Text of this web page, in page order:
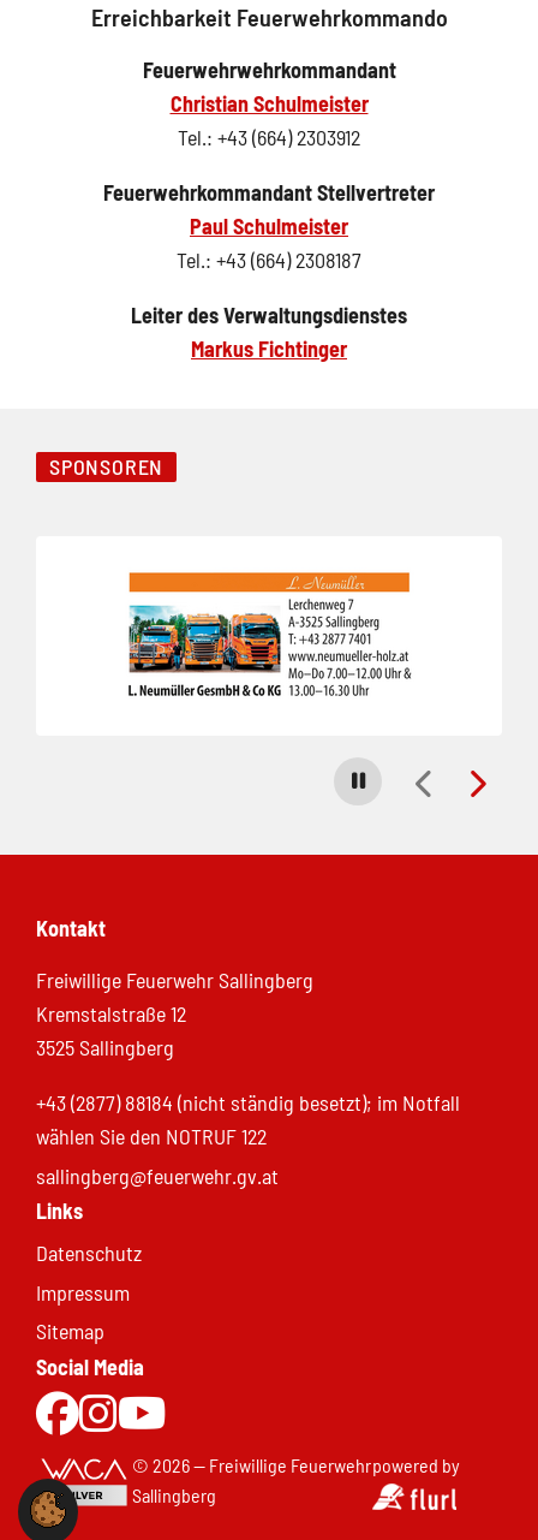
Erreichbarkeit Feuerwehrkommando
Feuerwehrwehrkommandant
Christian Schulmeister
Tel.: +43 (664) 2303912
Feuerwehrkommandant Stellvertreter
Paul Schulmeister
Tel.: +43 (664) 2308187
Leiter des Verwaltungsdienstes
Markus Fichtinger
SPONSOREN
Carousel stoppen
Kontakt
Freiwillige Feuerwehr Sallingberg
Kremstalstraße 12
3525 Sallingberg
+43 (2877) 88184 (nicht ständig besetzt); im Notfall
wählen Sie den NOTRUF 122
sallingberg@feuerwehr.gv.at
Links
Datenschutz
Impressum
Sitemap
Social Media
Zur Facebookseite
Zu Instgram
© 2026 — Freiwillige Feuerwehr
Sallingberg
powered by